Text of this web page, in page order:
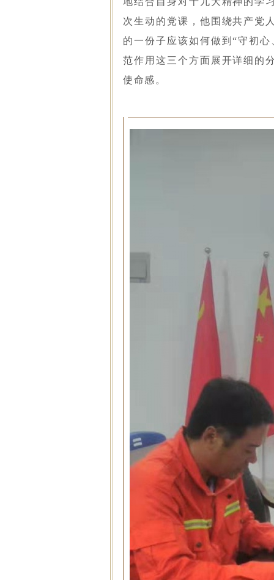
次生动的党课，他围绕共产党
的一份子应该如何做到“守初
范作用这三个方面展开详细的
使命感。